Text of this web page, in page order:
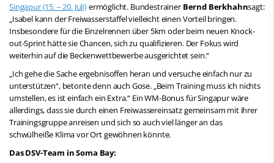
Singapur (15. – 20. Juli)ermöglicht. Bundestrainer Bernd Berkhahnsagt:
„Isabel kann der Freiwasserstaffel vielleicht einen Vorteil bringen.
Insbesondere für die Einzelrennen über 5km oder beim neuen Knock-
out-Sprint hätte sie Chancen, sich zu qualifizieren. Der Fokus wird
weiterhin auf die Beckenwettbewerbe ausgerichtet sein.“
„Ich gehe die Sache ergebnisoffen heran und versuche einfach nur zu
unterstützen“, betonte denn auch Gose. „Beim Training muss ich nichts
umstellen, es ist einfach ein Extra.“ Ein WM-Bonus für Singapur wäre
allerdings, dass sie durch einen Freiwassereinsatz gemeinsam mit ihrer
Trainingsgruppe anreisen und sich so auch viel länger an das
schwülheiße Klima vor Ort gewöhnen könnte.
Das DSV-Team in Soma Bay: